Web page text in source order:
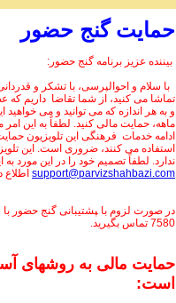
حمایت گنج حضور
بیننده عزیز برنامه گنج حضور:
با سلام و احوالپرسی، با تشکر و
تماشا می کنید، از شما تقاضا داریم که
و به هر اندازه که می توانید و می خواهید
ماهه، حمایت مالی کنید. لطفاً به این امر
ادامه خدمات فرهنگی این تلویزیون
استفاده می کنند، ضروری است. این
ندارد. لطفاً تصمیم خود را در این مورد به
support@parvizshahbazi.com اطلاع
در صورت لزوم با ‍پشتیبانی گنج حضور
7580 تماس بگیرید.
حمایت مالی به روشهای
است: